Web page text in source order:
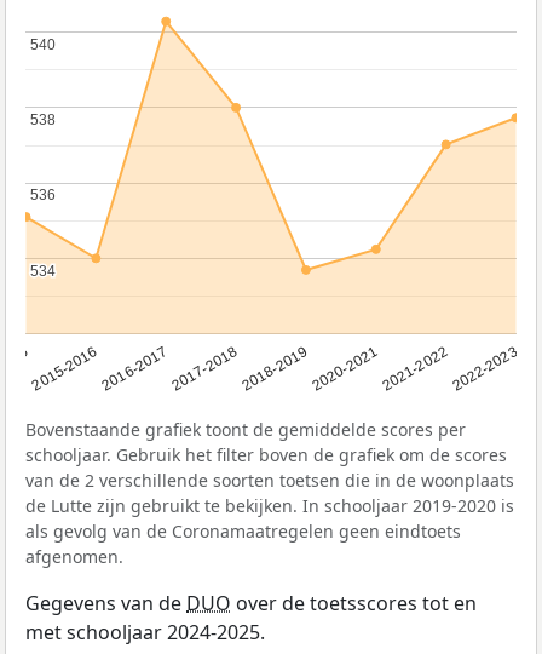
2015-20162016-20172017-20182018-20192020-20212021-20222022-2023
534
534
536
536
538
538
540
540
Bovenstaande grafiek toont de gemiddelde scores per
schooljaar. Gebruik het filter boven de grafiek om de scores
van de 2 verschillende soorten toetsen die in de woonplaats
de Lutte zijn gebruikt te bekijken. In schooljaar 2019-2020 is
als gevolg van de Coronamaatregelen geen eindtoets
afgenomen.
Gegevens van deDUO over de toetsscores tot en
met schooljaar 2024-2025.